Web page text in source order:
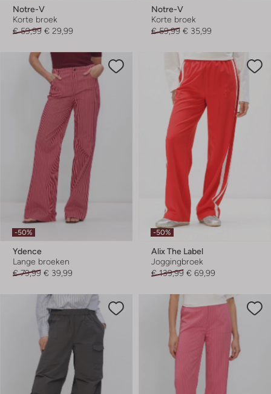
Notre-V
Korte broek
€ 59,99 € 29,99
Notre-V
Korte broek
€ 59,99 € 35,99
-50%
Ydence
Lange broeken
€ 79,99 € 39,99
-50%
Alix The Label
Joggingbroek
€ 139,99 € 69,99